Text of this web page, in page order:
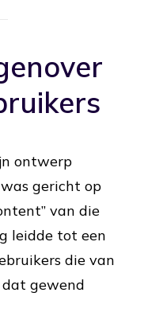
ontwerp
gericht op
van die
leidde tot een
die van
gewend